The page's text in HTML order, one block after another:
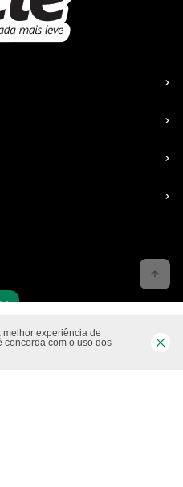
experiência de
concorda com o uso dos